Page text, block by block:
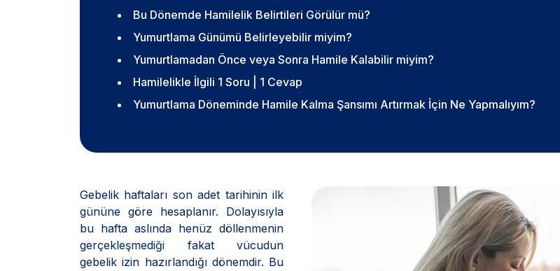
Bu Dönemde Hamilelik Belirtileri Görülür mü?
Yumurtlama Günümü Belirleyebilir miyim?
Yumurtlamadan Önce veya Sonra Hamile Kalabilir miyim?
Hamilelikle İlgili 1 Soru | 1 Cevap
Yumurtlama Döneminde Hamile Kalma Şansımı Artırmak İçin Ne Yapmalıyım?
Gebelik haftaları son adet tarihinin ilk
gününe göre hesaplanır. Dolayısıyla
bu hafta aslında henüz döllenmenin
gerçekleşmediği fakat vücudun
gebelik izin hazırlandığı dönemdir. Bu